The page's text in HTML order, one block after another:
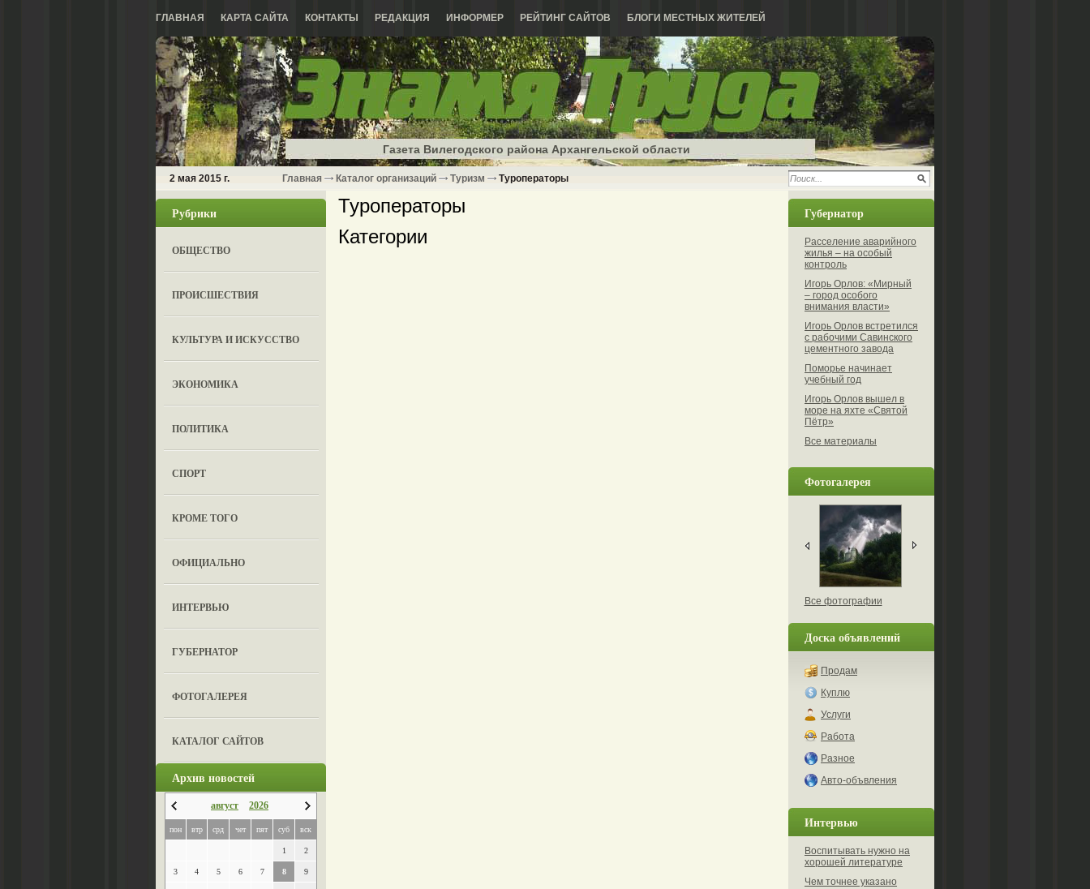
ГЛАВНАЯ КАРТА САЙТА КОНТАКТЫ РЕДАКЦИЯ ИНФОРМЕР РЕЙТИНГ САЙТОВ БЛОГИ МЕСТНЫХ ЖИТЕЛЕЙ
Газета Вилегодского района Архангельской области
2 мая 2015 г. Главная Каталог организаций Туризм Туроператоры
Рубрики
ОБЩЕСТВО
ПРОИСШЕСТВИЯ
КУЛЬТУРА И ИСКУССТВО
ЭКОНОМИКА
ПОЛИТИКА
СПОРТ
КРОМЕ ТОГО
ОФИЦИАЛЬНО
ИНТЕРВЬЮ
ГУБЕРНАТОР
ФОТОГАЛЕРЕЯ
КАТАЛОГ САЙТОВ
Архив новостей
август 2026
пон втр срд чет пят суб вск
1 2
3 4 5 6 7 8 9
Туроператоры
Категории
Губернатор
Расселение аварийного
жилья – на особый
контроль
Игорь Орлов: «Мирный
– город особого
внимания власти»
Игорь Орлов встретился
с рабочими Савинского
цементного завода
Поморье начинает
учебный год
Игорь Орлов вышел в
море на яхте «Святой
Пётр»
Все материалы
Фотогалерея
Все фотографии
Доска объявлений
Продам
Куплю
Услуги
Работа
Разное
Авто-объвления
Интервью
Воспитывать нужно на
хорошей литературе
Чем точнее указано